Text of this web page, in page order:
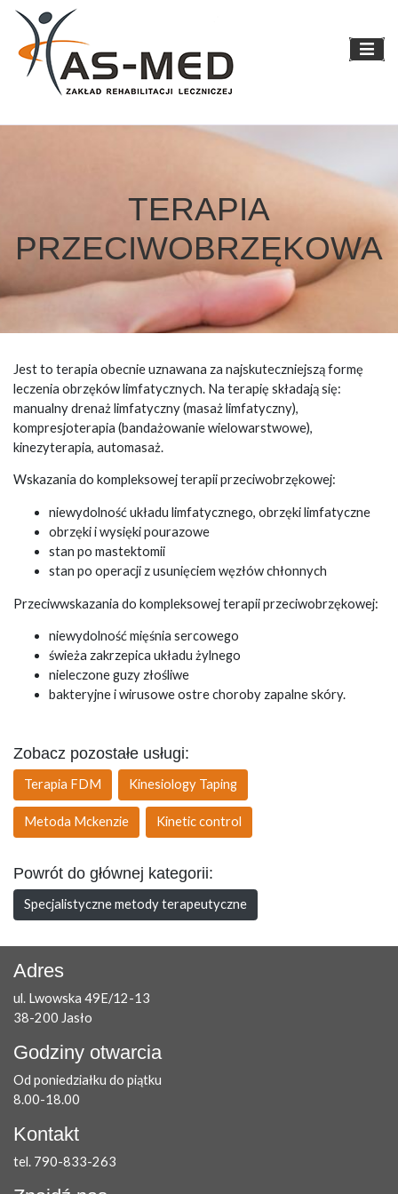
Skip
content
TERAPIA
PRZECIWOBRZĘKOWA
Jest to terapia obecnie uznawana za najskuteczniejszą formę
leczenia obrzęków limfatycznych. Na terapię składają się:
manualny drenaż limfatyczny (masaż limfatyczny),
kompresjoterapia (bandażowanie wielowarstwowe),
kinezyterapia, automasaż.
Wskazania do kompleksowej terapii przeciwobrzękowej:
niewydolność układu limfatycznego, obrzęki limfatyczne
obrzęki i wysięki pourazowe
stan po mastektomii
stan po operacji z usunięciem węzłów chłonnych
Przeciwwskazania do kompleksowej terapii przeciwobrzękowej:
niewydolność mięśnia sercowego
świeża zakrzepica układu żylnego
nieleczone guzy złośliwe
bakteryjne i wirusowe ostre choroby zapalne skóry.
Zobacz pozostałe usługi:
Terapia FDM Kinesiology Taping
Metoda Mckenzie Kinetic control
Powrót do głównej kategorii:
Specjalistyczne metody terapeutyczne
Adres
ul. Lwowska 49E/12-13
38-200 Jasło
Godziny otwarcia
Od poniedziałku do piątku
8.00-18.00
Kontakt
tel. 790-833-263